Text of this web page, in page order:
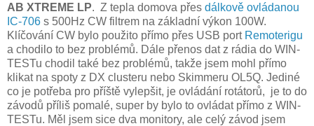
AB XTREME LP. Z tepla domova přes dálkově ovládanou
IC-706 s 500Hz CW filtrem na základní výkon 100W.
Klíčování CW bylo použito přímo přes USB port Remoterigu
a chodilo to bez problémů. Dále přenos dat z rádia do WIN-
TESTu chodil také bez problémů, takže jsem mohl přímo
klikat na spoty z DX clusteru nebo Skimmeru OL5Q. Jediné
co je potřeba pro příště vylepšit, je ovládání rotátorů, je to do
závodů příliš pomalé, super by bylo to ovládat přímo z WIN-
TESTu. Měl jsem sice dva monitory, ale celý závod jsem